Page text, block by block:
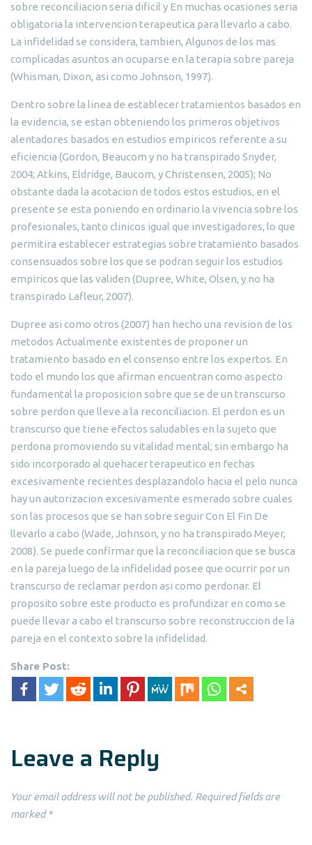
sobre reconciliacion seria dificil y En muchas ocasiones seria
obligatoria la intervencion terapeutica para llevarlo a cabo.
La infidelidad se considera, tambien, Algunos de los mas
complicadas asuntos an ocuparse en la terapia sobre pareja
(Whisman, Dixon, asi como Johnson, 1997).
Dentro sobre la linea de establecer tratamientos basados en
la evidencia, se estan obteniendo los primeros objetivos
alentadores basados en estudios empiricos referente a su
eficiencia (Gordon, Beaucom y no ha transpirado Snyder,
2004; Atkins, Eldridge, Baucom, y Christensen, 2005); No
obstante dada la acotacion de todos estos estudios, en el
presente se esta poniendo en ordinario la vivencia sobre los
profesionales, tanto clinicos igual que investigadores, lo que
permitira establecer estrategias sobre tratamiento basados
consensuados sobre los que se podran seguir los estudios
empiricos que las validen (Dupree, White, Olsen, y no ha
transpirado Lafleur, 2007).
Dupree asi como otros (2007) han hecho una revision de los
metodos Actualmente existentes de proponer un
tratamiento basado en el consenso entre los expertos. En
todo el mundo los que afirman encuentran como aspecto
fundamental la proposicion sobre que se de un transcurso
sobre perdon que lleve a la reconciliacion. El perdon es un
transcurso que tiene efectos saludables en la sujeto que
perdona promoviendo su vitalidad mental; sin embargo ha
sido incorporado al quehacer terapeutico en fechas
excesivamente recientes desplazandolo hacia el pelo nunca
hay un autorizacion excesivamente esmerado sobre cuales
son las procesos que se han sobre seguir Con El Fin De
llevarlo a cabo (Wade, Johnson, y no ha transpirado Meyer,
2008). Se puede confirmar que la reconciliacion que se busca
en la pareja luego de la infidelidad posee que ocurrir por un
transcurso de reclamar perdon asi como perdonar. El
proposito sobre este producto es profundizar en como se
puede llevar a cabo el transcurso sobre reconstruccion de la
pareja en el contexto sobre la infidelidad.
Share Post:
Leave a Reply
Your email address will not be published. Required fields are
marked*